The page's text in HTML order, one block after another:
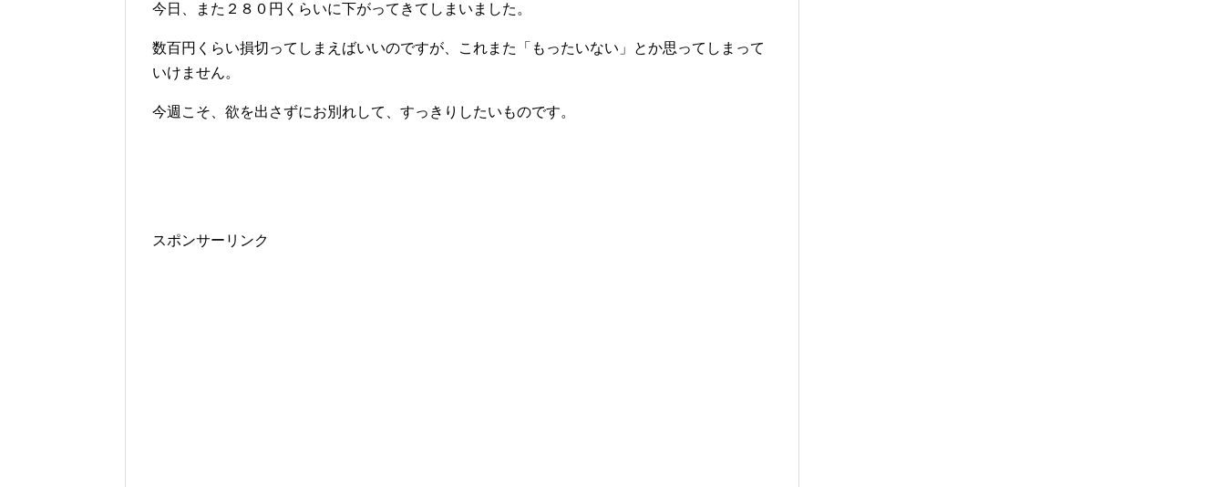
今日、また２８０円くらいに下がってきてしまいました。
数百円くらい損切ってしまえばいいのですが、これまた「もったいない」とか思ってしまって
いけません。
今週こそ、欲を出さずにお別れして、すっきりしたいものです。
スポンサーリンク